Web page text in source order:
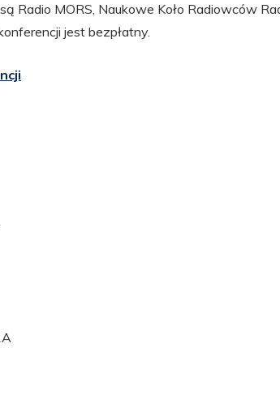
Radio MORS, Naukowe Koło Radiowców
jest bezpłatny.